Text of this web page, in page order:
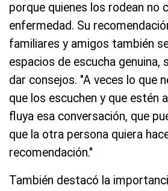
porque quienes los rodean no
enfermedad. Su
familiares y amigos también
espacios de escucha genuina,
dar consejos. "A veces lo que
que los escuchen y que estén
fluya esa conversación, que
que la otra persona quiera
recomendación."
También destacó la